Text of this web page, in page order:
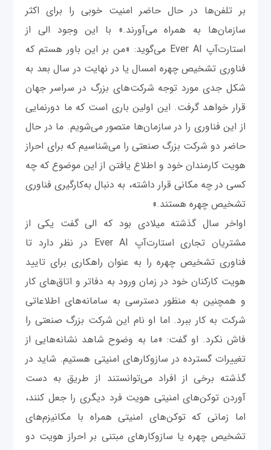
بر تلفن‌ها در حال حاضر امنیت خوبی را برای اکثر
سازمان‌ها به همراه می‌آورند.» با این وجود الی از
استارت‌آپ Ever AI می‌گوید: «من بر این باور هستم که
فناوری تشخیص چهره امسال یا در نهایت در سال بعد به
شکل جدی مورد توجه شرکت‌های بزرگ در سراسر جهان
قرار خواهد گرفت. این اولین باری است که ما دورنمایی
از این فناوری را در سازمان‌ها متصور می‌شویم. ما در حال
حاضر دو شرکت بزرگ صنعتی را می‌شناسیم که برای احراز
هویت کارمندان خود و اطلاع یافتن از این موضوع که چه
کسی در چه مکانی قرار داشته، به دنبال به‌کارگیری فناوری
تشخیص چهره هستند.»
اواخر سال گذشته میلادی بود که الی گفت یکی از
مشتریان تجاری استارت‌آپ Ever AI در نظر دارد تا
فناوری تشخیص چهره را به عنوان راهکاری برای تایید
هویت کارکنان خود در زمان ورود به دفاتر و اتاق‌های کار
و همچنین به منظور دسترسی به سامانه‌های اطلاعاتی
شرکت به کار ببرد. اما او نام این شرکت بزرگ صنعتی را
فاش نکرد. او گفت: «ما به وضوح شاهد نشانه‌هایی از
تغییرات گسترده در سازوکارهای امنیتی هستیم. شاید در
گذشته برخی از افراد می‌توانستند از طریق به دست
آوردن توکن‌های امنیتی هویت فرد دیگری را جعل کنند،
اما زمانی که توکن‌های امنیتی همراه با مکانیزم‌های
تشخیص چهره یا سازوکارهای مبتنی بر احراز هویت دو